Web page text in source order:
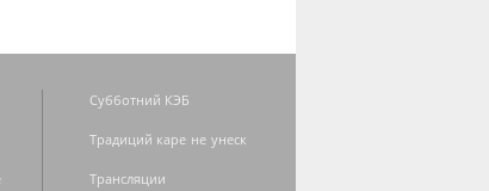
Субботний КЭБ
Традиций каре не унеск
Трансляции